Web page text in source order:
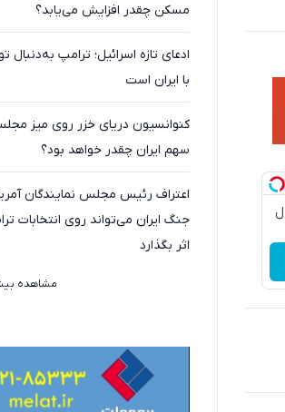
جلبک10سال
مسکن چقدر افزایش می‌یابد؟
ادعای تازه اسرائیل؛ ترامپ به‌دنبال
با ایران است
کنوانسیون دریای خزر روی میز
سهم ایران چقدر خواهد بود؟
اعتراف رئیس مجلس نمایندگان
جنگ ایران می‌تواند روی انتخابات
اثر بگذارد
مشاهده